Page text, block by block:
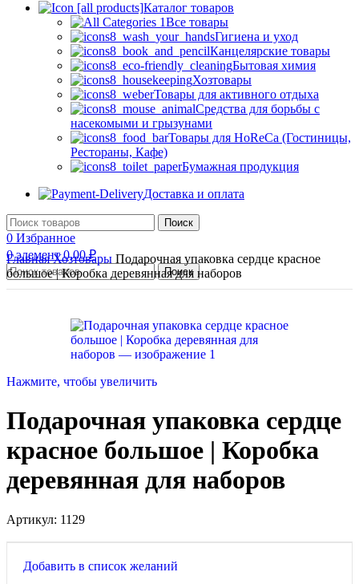
Каталог товаров
Все товары
Гигиена и уход
Канцелярские товары
Бытовая химия
Хозтовары
Товары для активного отдыха
Средства для борьбы с
насекомыми и грызунами
Товары для HoReCa (Гостиницы,
Рестораны, Кафе)
Бумажная продукция
Доставка и оплата
Поиск
0 Избранное
0элемент 0,00₽
Поиск
ГлавнаяХозтовары Подарочная упаковка сердце красное
большое | Коробка деревянная для наборов
Нажмите, чтобы увеличить
Подарочная упаковка сердце
красное большое | Коробка
деревянная для наборов
Артикул: 1129
Добавить в список желаний